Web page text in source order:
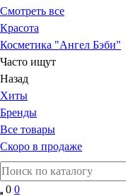
Смотреть все
Красота
Косметика "Ангел Бэби"
Часто ищут
Назад
Хиты
Бренды
Все товары
Скоро в продаже
0 0